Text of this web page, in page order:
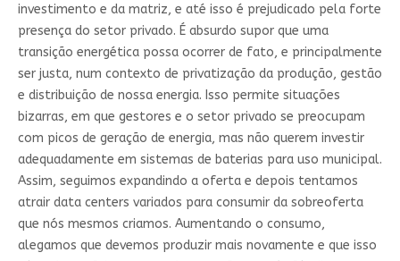
investimento e da matriz, e até isso é prejudicado pela forte
presença do setor privado. É absurdo supor que uma
transição energética possa ocorrer de fato, e principalmente
ser justa, num contexto de privatização da produção, gestão
e distribuição de nossa energia. Isso permite situações
bizarras, em que gestores e o setor privado se preocupam
com picos de geração de energia, mas não querem investir
adequadamente em sistemas de baterias para uso municipal.
Assim, seguimos expandindo a oferta e depois tentamos
atrair data centers variados para consumir da sobreoferta
que nós mesmos criamos. Aumentando o consumo,
alegamos que devemos produzir mais novamente e que isso